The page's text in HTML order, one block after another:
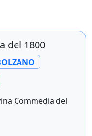
del 1800
Commedia del